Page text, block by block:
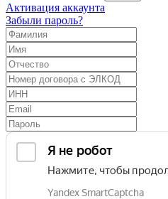
Активация аккаунта
Забыли пароль?